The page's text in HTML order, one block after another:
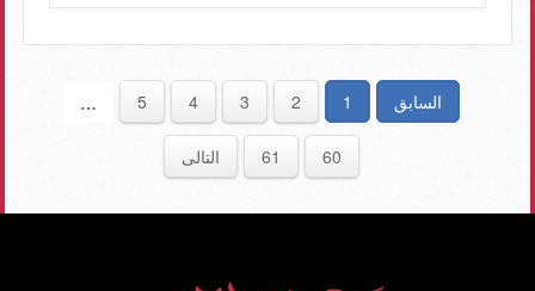
السابق 1
2
3
4
5
…
60
61 التالى